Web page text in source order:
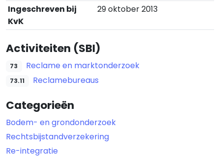
Ingeschreven bij
KvK
29 oktober 2013
Activiteiten (SBI)
73 Reclame en marktonderzoek
73.11 Reclamebureaus
Categorieën
Bodem- en grondonderzoek
Rechtsbijstandverzekering
Re-integratie